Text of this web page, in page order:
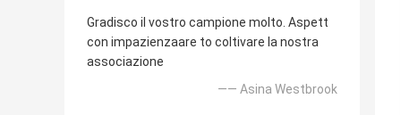
Gradisco il vostro campione molto. Aspett
con impazienzaare to coltivare la nostra
associazione
—— Asina Westbrook